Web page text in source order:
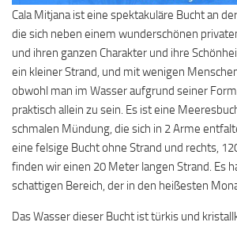
Cala Mitjana ist eine spektakuläre Bucht an
die sich neben einem wunderschönen
und ihren ganzen Charakter und ihre
ein kleiner Strand, und mit wenigen
obwohl man im Wasser aufgrund seiner Form
praktisch allein zu sein. Es ist eine
schmalen Mündung, die sich in 2 Arme
eine felsige Bucht ohne Strand und rechts,
finden wir einen 20 Meter langen Strand. Es
schattigen Bereich, der in den heißesten
Das Wasser dieser Bucht ist türkis und